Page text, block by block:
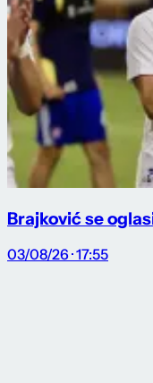
Brajković se
03/08/26 · 17:55